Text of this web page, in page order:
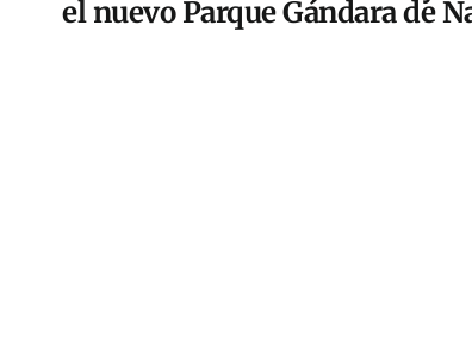
el nuevo Parque Gándara de